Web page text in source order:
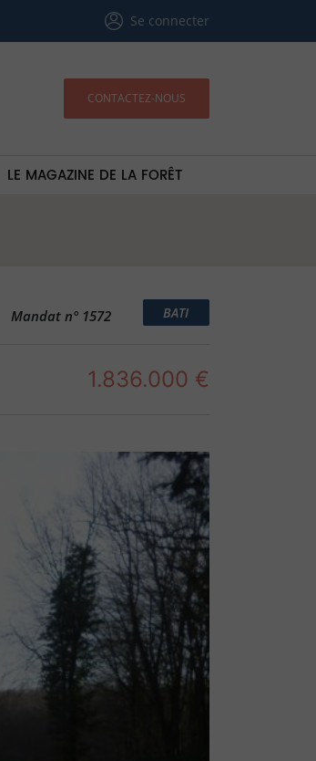
Se connecter
CONTACTEZ-NOUS
LE MAGAZINE DE LA FORÊT
Mandat n° 1572 BATI
1.836.000 €